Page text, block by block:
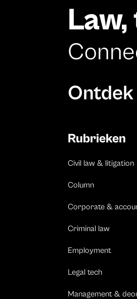
Ontdek
Rubrieken
Civil law & litigation
Column
Corporate &
Criminal law
Employment
Legal tech
Management &